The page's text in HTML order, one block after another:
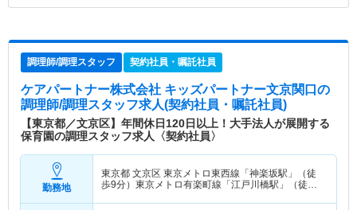
調理師/調理スタッフ 契約社員・嘱託社員
ケアパートナー株式会社 キッズパートナー文京関口 の
調理師/調理スタッフ求人(契約社員・嘱託社員)
【東京都／文京区】年間休日120日以上！大手法人が展開する
保育園の調理スタッフ求人〈契約社員〉
勤務地
東京都 文京区 東京メトロ東西線「神楽坂駅」（徒
歩9分）東京メトロ有楽町線「江戸川橋駅」（徒歩1